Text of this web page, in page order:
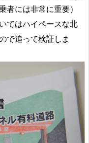
者には非常に重要）
てはハイペースな北
で追って検証しま